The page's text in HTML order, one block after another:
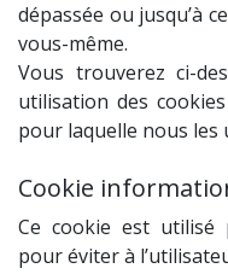
dépassée ou jusqu’à
vous-même.
Vous trouverez ci-
utilisation des
pour laquelle nous les
Cookie
Ce cookie est utilisé
pour éviter à